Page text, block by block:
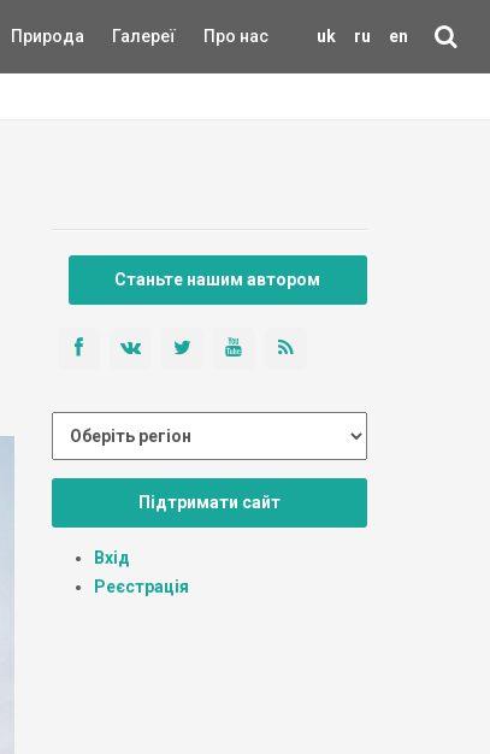
uk ru en
Природа Галереї Про нас
Станьте нашим автором
Підтримати сайт
Вхід
Реєстрація